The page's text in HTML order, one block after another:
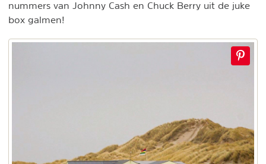
nummers van Johnny Cash en Chuck Berry uit de juke
box galmen!